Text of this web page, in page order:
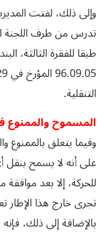
وإلى ذلك، لفتت
تدرس من طرف اللجنة
طبقا للفقرة الثالثة،
التنقلية.
المسموح والممنوع
وفيما يتعلق بالممنوع
على أنه لا يسمح بنقل
للحركة، إلا بعد موافقة
تجرى خارج هذا الإطار
بالإضافة إلى ذلك،